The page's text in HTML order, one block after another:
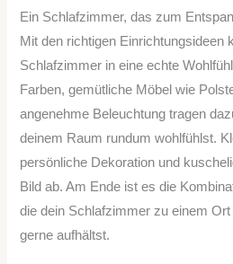
Ein Schlafzimmer, das zum
Mit den richtigen Einrichtungsideen
Schlafzimmer in eine echte
Farben, gemütliche Möbel wie
angenehme Beleuchtung tragen
deinem Raum rundum wohlfühlst.
persönliche Dekoration und
Bild ab. Am Ende ist es die
die dein Schlafzimmer zu einem
gerne aufhältst.